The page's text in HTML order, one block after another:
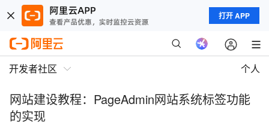
打开 APP
开发者社区 个人
网站建设教程：PageAdmin网站系统标签功能
的实现